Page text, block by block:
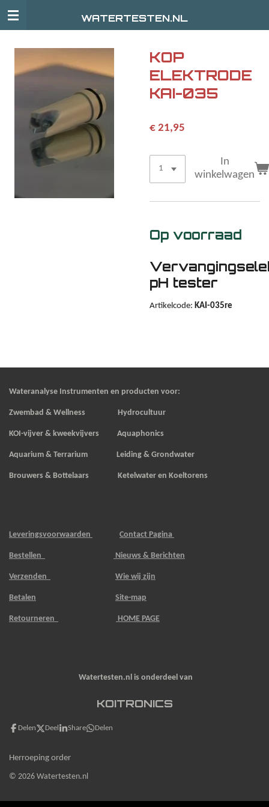
Ga
de
hoofdinhoud
WATERTESTEN.NL
KOP
ELEKTRODE
KAI-035
€ 21,95
In
winkelwagen
Op voorraad
pH tester
Artikelcode: KAI-035re
Wateranalyse Instrumenten en producten voor:
Zwembad & Wellness Hydrocultuur
KOI-vijver & kweekvijvers Aquaphonics
Aquarium & Terrarium Leiding & Grondwater
Brouwers & Bottelaars Ketelwater en Koeltorens
Leveringsvoorwaarden Contact Pagina
Bestellen Nieuws & Berichten
Verzenden Wie wij zijn
Betalen Site-map
Retourneren HOME PAGE
Watertesten.nl is onderdeel van
KOITRONICS
Delen Deel Share Delen
Herroeping order
© 2026 Watertesten.nl